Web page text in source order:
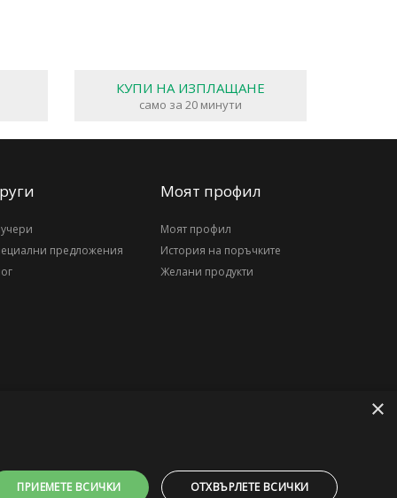
КУПИ НА ИЗПЛАЩАНЕ
само за 20 минути
предложения
Моят профил
Моят профил
История на поръчките
Желани продукти
×
ПРИЕМЕТЕ ВСИЧКИ ОТХВЪРЛЕТЕ ВСИЧКИ